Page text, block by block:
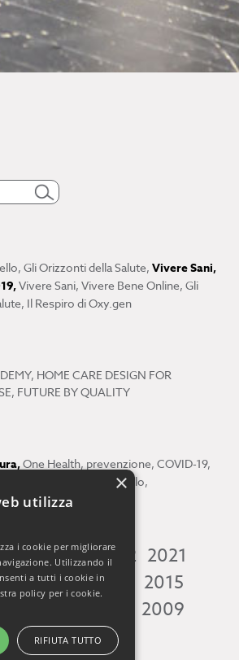
, Gli Orizzonti della Salute, Vivere Sani,
,Vivere Sani, Vivere Bene Online, Gli
, Il Respiro di Oxy.gen
, HOME CARE DESIGN FOR
, FUTURE BY QUALITY
,One Health, prevenzione, COVID-19,
cervello,
2023 2022 2021
2017 2016
2015
2009
×
utilizza
i cookie per migliorare
Utilizzando il
a tutti i cookie in
policy per i cookie.
RIFIUTA TUTTO